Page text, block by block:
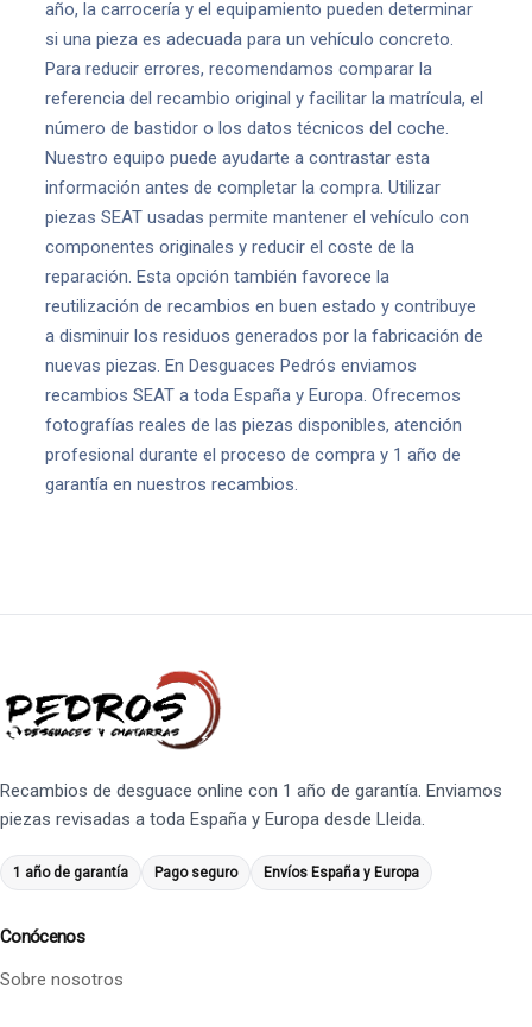
año, la carrocería y el equipamiento pueden determinar
si una pieza es adecuada para un vehículo concreto.
Para reducir errores, recomendamos comparar la
referencia del recambio original y facilitar la matrícula, el
número de bastidor o los datos técnicos del coche.
Nuestro equipo puede ayudarte a contrastar esta
información antes de completar la compra. Utilizar
piezas SEAT usadas permite mantener el vehículo con
componentes originales y reducir el coste de la
reparación. Esta opción también favorece la
reutilización de recambios en buen estado y contribuye
a disminuir los residuos generados por la fabricación de
nuevas piezas. En Desguaces Pedrós enviamos
recambios SEAT a toda España y Europa. Ofrecemos
fotografías reales de las piezas disponibles, atención
profesional durante el proceso de compra y 1 año de
garantía en nuestros recambios.
Recambios de desguace online con 1 año de garantía. Enviamos
piezas revisadas a toda España y Europa desde Lleida.
1 año de garantía Pago seguro Envíos España y Europa
Conócenos
Sobre nosotros